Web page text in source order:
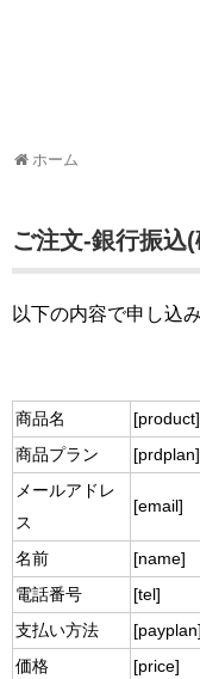
ホーム
ご注文-銀行振込
以下の内容で申し込
商品名
[product]
商品プラン
[prdplan]
メールアドレ
ス
[email]
名前
[name]
電話番号
[tel]
支払い方法
[payplan]
価格
[price]